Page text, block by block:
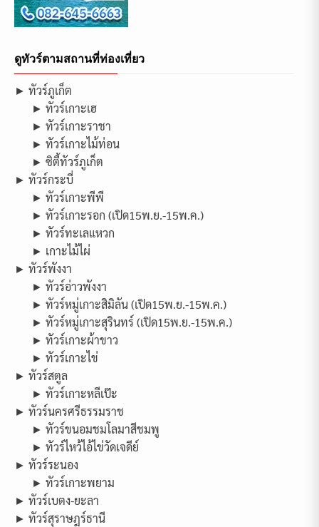
ดูทัวร์ตามสถานที่ท่องเที่ยว
► ทัวร์ภูเก็ต
► ทัวร์เกาะเฮ
► ทัวร์เกาะราชา
► ทัวร์เกาะไม้ท่อน
► ซิตี้ทัวร์ภูเก็ต
► ทัวร์กระบี่
► ทัวร์เกาะพีพี
► ทัวร์เกาะรอก (เปิด15พ.ย.-15พ.ค.)
► ทัวร์ทะเลแหวก
► เกาะไม้ไผ่
► ทัวร์พังงา
► ทัวร์อ่าวพังงา
► ทัวร์หมู่เกาะสิมิลัน (เปิด15พ.ย.-15พ.ค.)
► ทัวร์หมู่เกาะสุรินทร์ (เปิด15พ.ย.-15พ.ค.)
► ทัวร์เกาะผ้าขาว
► ทัวร์เกาะไข่
► ทัวร์สตูล
► ทัวร์เกาะหลีเป๊ะ
► ทัวร์นครศรีธรรมราช
► ทัวร์ขนอมชมโลมาสีชมพู
► ทัวร์ไหว้ไอ้ไข่วัดเจดีย์
► ทัวร์ระนอง
► ทัวร์เกาะพยาม
► ทัวร์เบตง-ยะลา
► ทัวร์สุราษฎร์ธานี